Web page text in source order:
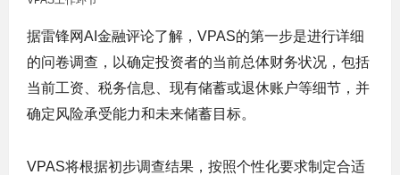
据雷锋网AI金融评论了解，VPAS的第一步是进行详细
的问卷调查，以确定投资者的当前总体财务状况，包括
当前工资、税务信息、现有储蓄或退休账户等细节，并
确定风险承受能力和未来储蓄目标。
VPAS将根据初步调查结果，按照个性化要求制定合适